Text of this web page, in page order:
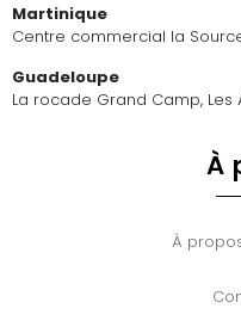
Martinique
Centre commercial la
Guadeloupe
La rocade Grand Camp, Les
À
À propos